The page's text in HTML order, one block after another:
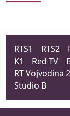
RTS1 RTS2
K1
Red TV
RT Vojvodina 2
Studio B